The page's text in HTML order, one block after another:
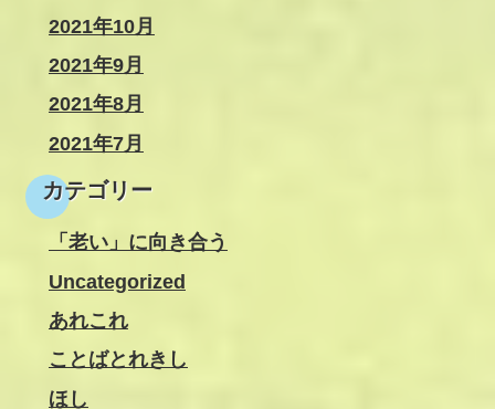
2021年10月
2021年9月
2021年8月
2021年7月
カテゴリー
「老い」に向き合う
Uncategorized
あれこれ
ことばとれきし
ほし